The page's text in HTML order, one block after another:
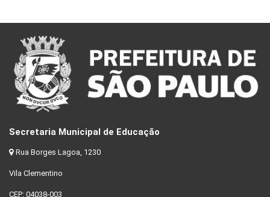
Secretaria Municipal de Educação
Rua Borges Lagoa, 1230
Vila Clementino
CEP: 04038-003